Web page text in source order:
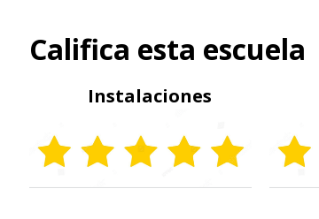
Califica esta escuela
Instalaciones